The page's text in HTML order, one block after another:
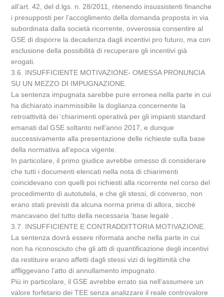
all’art. 42, del d.lgs. n. 28/2011, ritenendo insussistenti finanche
i presupposti per l’accoglimento della domanda proposta in via
subordinata dalla società ricorrente, ovverossia consentire al
GSE di disporre la decadenza dagli incentivi pro futuro, ma con
esclusione della possibilità di recuperare gli incentivi già
erogati.
3.6. INSUFFICIENTE MOTIVAZIONE- OMESSA PRONUNCIA
SU UN MEZZO DI IMPUGNAZIONE.
La sentenza impugnata sarebbe pure erronea nella parte in cui
ha dichiarato inammissibile la doglianza concernente la
retroattività dei ‘chiarimenti operativà per gli impianti standard
emanati dal GSE soltanto nell’anno 2017, e dunque
successivamente alla presentazione delle richieste sulla base
della normativa all’epoca vigente.
In particolare, il primo giudice avrebbe omesso di considerare
che tutti i documenti elencati nella nota di chiarimenti
coincidevano con quelli poi richiesti alla ricorrente nel corso del
procedimento di autotutela, e che gli stessi, di converso, non
erano stati previsti da alcuna norma prima di allora, sicché
mancavano del tutto della necessaria ‘base legalè .
3.7. INSUFFICIENTE E CONTRADDITTORIA MOTIVAZIONE.
La sentenza dovrà essere riformata anche nella parte in cui
non ha riconosciuto che gli atti di quantificazione degli incentivi
da restituire erano affetti dagli stessi vizi di legittimità che
affliggevano l’atto di annullamento impugnato.
Più in particolare, il GSE avrebbe errato sia nell’assumere un
valore forfetario dei TEE senza analizzare il reale controvalore